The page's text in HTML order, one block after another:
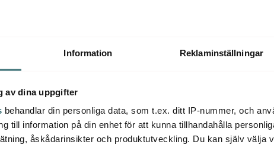
Information Reklaminställningar
av dina uppgifter
behandlar din personliga data, som t.ex. ditt IP-nummer, och
till information på din enhet för att kunna tillhandahålla
åskådarinsikter och produktutveckling. Du kan själv välja
Koppar
319 kr
Få i lager